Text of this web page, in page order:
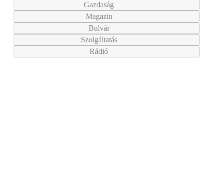
Gazdaság
Magazin
Bulvár
Szolgáltatás
Rádió